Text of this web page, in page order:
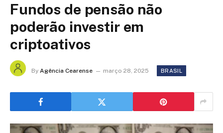
Fundos de pensão não
poderão investir em
criptoativos
By Agência Cearense março 28, 2025 BRASIL